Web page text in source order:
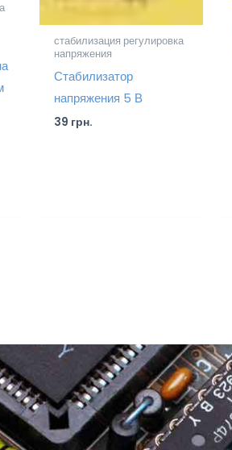
стабилизация регулировка
напряжения
Стабилизатор
напряжения 5 В
39 грн.